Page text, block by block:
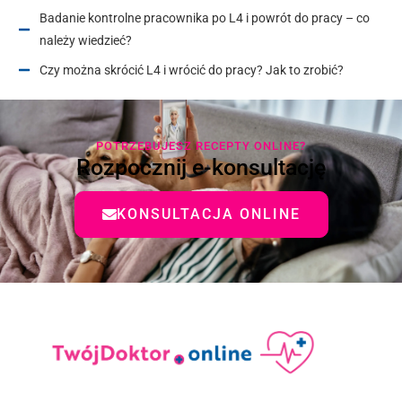
Badanie kontrolne pracownika po L4 i powrót do pracy – co
należy wiedzieć?
Czy można skrócić L4 i wrócić do pracy? Jak to zrobić?
POTRZEBUJESZ RECEPTY ONLINE?
Rozpocznij e-konsultację
KONSULTACJA ONLINE